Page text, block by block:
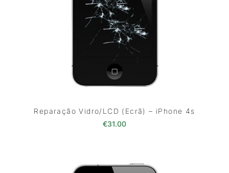
Reparação Vidro/LCD (Ecrã) – iPhone 4s
€31.00